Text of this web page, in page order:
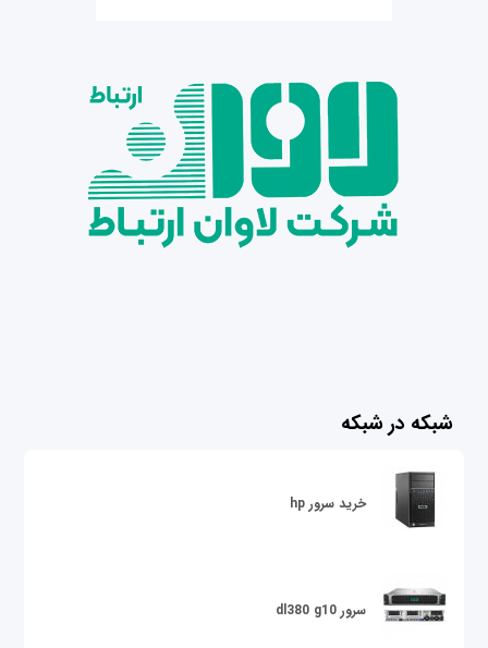
شبکه در شبکه
خرید سرور hp
سرور dl380 g10